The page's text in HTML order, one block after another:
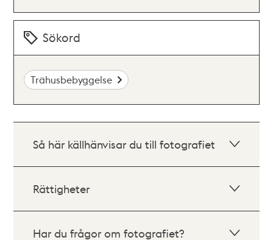
Sökord
Trähusbebyggelse
Så här källhänvisar du till fotografiet
Rättigheter
Har du frågor om fotografiet?